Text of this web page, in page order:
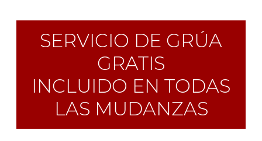
SERVICIO DE GRÚA
GRATIS
INCLUIDO EN TODAS
LAS MUDANZAS